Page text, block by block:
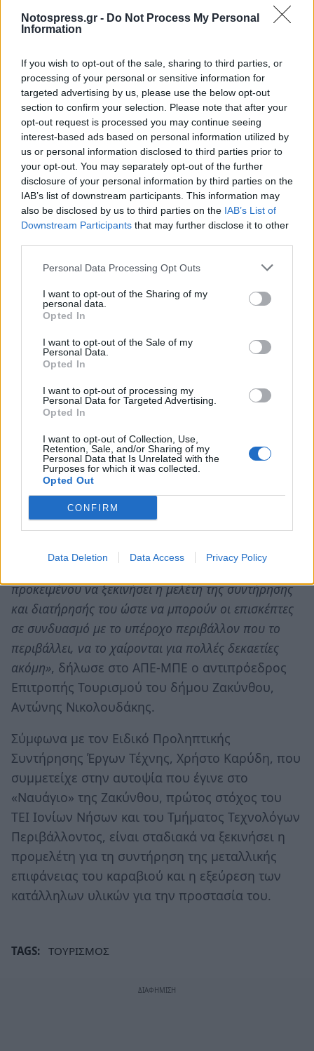
Notospress.gr - Do Not Process My Personal
Information
If you wish to opt-out of the sale, sharing to third parties, or
processing of your personal or sensitive information for
targeted advertising by us, please use the below opt-out
section to confirm your selection. Please note that after your
opt-out request is processed you may continue seeing
interest-based ads based on personal information utilized by
us or personal information disclosed to third parties prior to
your opt-out. You may separately opt-out of the further
disclosure of your personal information by third parties on the
IAB’s list of downstream participants. This information may
also be disclosed by us to third parties on the IAB’s List of
Downstream Participants that may further disclose it to other
Personal Data Processing Opt Outs
I want to opt-out of the Sharing of my
personal data.
Opted In
I want to opt-out of the Sale of my
Personal Data.
Opted In
I want to opt-out of processing my
Personal Data for Targeted Advertising.
Opted In
I want to opt-out of Collection, Use,
Retention, Sale, and/or Sharing of my
Personal Data that Is Unrelated with the
Purposes for which it was collected.
Opted Out
CONFIRM
Data Deletion Data Access Privacy Policy
σκληρά στο γυμνό κουφάρι του «Παναγιώτη»
καθώς οι αμέτρητοι τουρίστες που το
θέλοντας να αποκτήσουν ένα αναμνηστικό ή
αφήνουν το αποτύπωμά τους ζωγραφίζοντας
πάνω του με μαρκαδόρους, σπρέι και ό,τι άλλο
υλικό διαθέτουν.
Πρόσφατα η Επιτροπή Τουρισμού του δήμου,
καθώς και κλιμάκιο καθηγητών του Τμήματος
Τεχνολόγων Περιβάλλοντος των ΤΕΙ Ιονίων
Νήσων (εδρεύει στη Ζάκυνθο) και του , έκαναν
ένα επιτόπιο έλεγχο της κατάστασης που
βρίσκεται και βιώνει το «Ναυάγιο», προκειμένου
συντήρησής του.
αποκατάστασης, συντήρησης και ανάδειξης αυτού
του εμβληματικού αξιοθέατου που είναι το “Ναυάγιο”
της Ζακύνθου. Ήδη έγινε η πρώτη δράση, με μία
σειρά από μετρήσεις και καταγραφές της κατάστασης
του "Ναυαγίου", ενώ γίνονται οι ενέργειες για την
ανάταξη της ευρύτερης περιοχής του “Ναυαγίου”, με
λειτουργικές βελτιώσεις και με τοποθέτηση φύλακα-
ναυαγοσώστη ώστε να παρέχουμε ασφάλεια και στο
“Ναυάγιο”, αλλά και τους επισκέπτες, ενώ θα
τοποθετηθεί άμεσα και επισύναψη περιγραφής του.
Ταυτόχρονα αναμένονται τα αποτελέσματα της
προκειμένου να ξεκινήσει η μελέτη της συντήρησης
και διατήρησής του ώστε να μπορούν οι επισκέπτες
σε συνδυασμό με το υπέροχο περιβάλλον που το
περιβάλλει, να το χαίρονται για πολλές δεκαετίες
ακόμη», δήλωσε στο ΑΠΕ-ΜΠΕ ο αντιπρόεδρος
Επιτροπής Τουρισμού του δήμου Ζακύνθου,
Αντώνης Νικολουδάκης.
Σύμφωνα με τον Ειδικό Προληπτικής
Συντήρησης Έργων Τέχνης, Χρήστο Καρύδη, που
συμμετείχε στην αυτοψία που έγινε στο
«Ναυάγιο» της Ζακύνθου, πρώτος στόχος του
ΤΕΙ Ιονίων Νήσων και του Τμήματος Τεχνολόγων
Περιβάλλοντος, είναι σταδιακά να ξεκινήσει η
προμελέτη για τη συντήρηση της μεταλλικής
επιφάνειας του καραβιού και η εξεύρεση των
κατάλληλων υλικών για την προστασία του.
TAGS: ΤΟΥΡΙΣΜΟΣ